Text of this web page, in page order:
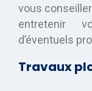
vous
entretenir
d’éventuels
Travaux